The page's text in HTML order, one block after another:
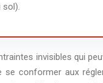
invisibles qui
conformer aux